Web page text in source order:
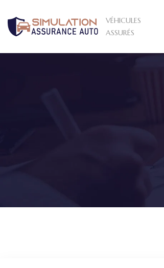
VÉHICULES
ASSURÉS